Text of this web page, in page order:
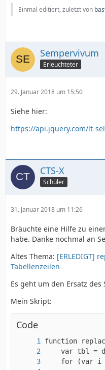
Einmal editiert, zuletzt von
Sempervivum
Erleuchteter
29. Januar 2018 um 15:50
Siehe hier:
https://api.jquery.com/lt-
CTS-X
Schüler
31. Januar 2018 um 11:26
Bräuchte eine Hilfe zu
habe. Danke nochmal an
Altes Thema: [ERLEDIGT]
Tabellenzeilen
Es geht um den Ersatz des
Mein Skript:
Code